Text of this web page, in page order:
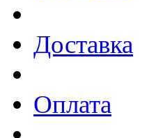
Доставка
Оплата